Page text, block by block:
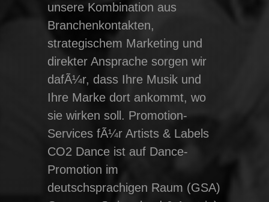
unsere Kombination aus
Branchenkontakten,
strategischem Marketing und
direkter Ansprache sorgen wir
dafÃ¼r, dass Ihre Musik und
Ihre Marke dort ankommt, wo
sie wirken soll. Promotion-
Services fÃ¼r Artists & Labels
CO2 Dance ist auf Dance-
Promotion im
deutschsprachigen Raum (GSA)